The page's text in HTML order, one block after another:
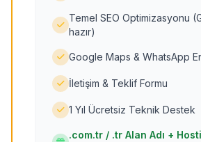
Temel SEO Optimizasyonu
hazır)
Google Maps & WhatsApp
İletişim & Teklif Formu
1 Yıl Ücretsiz Teknik Destek
.com.tr / .tr Alan Adı +